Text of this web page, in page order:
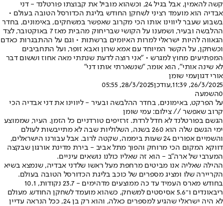
קשה להאמין, אבל בגיל 24, וכשהוא מוביל את קבוצתו פורטלנד - דני
אבדיה הוא מועמד רציני לשחקן החודש בליגת הכדורסל הטובה בעולם •
בשבוע שעבר ליווינו אותו הכי מקרוב שאפשר במשחקים, באימונים, בחדר
ההלבשה ובעיר, ושמענו על הקושי שבריחוק מהבית מאז 7 באוקטובר, לצד
הגאווה להיות ישראלי למרות האיומים ברשתות • וגם על ההתבגרות כאדם
וכשחקן, על הקשר המיוחד עם אמא שרון ואבא זופר, ועל התחביבים
המפתיעים מחוץ למגרש • "אני רוצה לדעת שנתתי מאה אחוז וששום דבר
לא שינה אותי", הוא אומר, "שנשארתי אותו דני"
אורי דגוןעמי שומן
26/3/2025, 11:39
,עודכן28/3/2025, 05:55
0השמעה
על הפרקט, באימונים, בחדר ההלבשה ובעיר - ליווינו את דני אבדיה הכי
קרוב שאפשר // צילום: עמי שומן
הגשם בפורטלנד לא חדל לרדת. זרזיפים טורדניים כל הזמן. העיר, שממוצע
ימי הגשם שלה הוא 260 בשנה, השלוליות שבה לא מתייבשות לעולם
והשמיים אפורים 24 שעות ביממה, שקטה לרוב. אבל עבורנו הישראלים,
דווקא המקום הכי מרוחק והפוך מתל אביב - בירת מדינת אורגון שבקצה
המערבי של ארה"ב - הוא זה שאליו כולנו נושאים עיניים.
ההילה שאליה אנו מביטים מרחפת מעל ראשו שלדני אבדיה, שנמצא בשיא
הקריירה שלו ומציג מספרים של כוכב בליגת הכדורסל הטובה בעולם.
בחודש מארס העמיד עד כה ממוצעים מדהימים - 23.7 נקודות, 10.1
ריבאונדים ו־5.6 אסיסטים למשחק, כשהוא מועמד לשחקן החודש. מעולם
לא היה ישראלי שהגיע למספרים כאלה, והוא רק בן 24, ככל הנראה עדיין